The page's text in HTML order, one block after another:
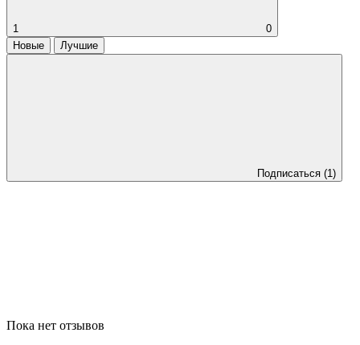
1
0
Новые
Лучшие
Подписаться (1)
Пока нет отзывов